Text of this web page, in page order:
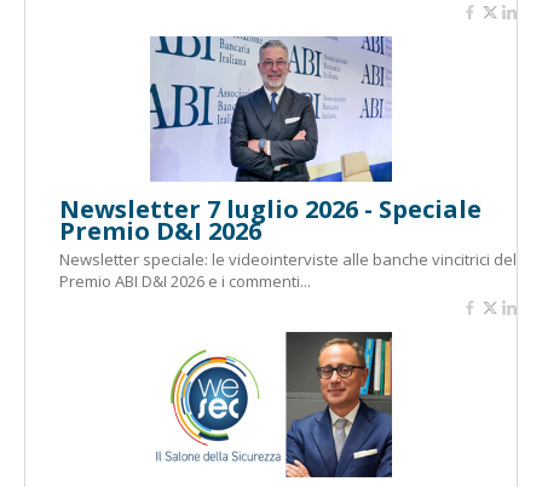
Newsletter 7 luglio 2026 - Speciale
Premio D&I 2026
Newsletter speciale: le videointerviste alle banche vincitrici del
Premio ABI D&I 2026 e i commenti...